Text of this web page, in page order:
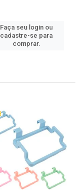
Faça seu login ou
cadastre-se para
comprar.